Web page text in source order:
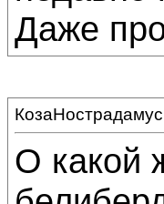
Даже
КозаНострадамус
О какой